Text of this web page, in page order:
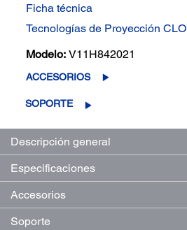
Ficha técnica
Tecnologías de Proyección CLO
Modelo: V11H842021
ACCESORIOS
SOPORTE
Descripción general
Especificaciones
Accesorios
Soporte